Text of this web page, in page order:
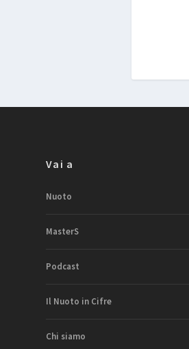
Vai a
Nuoto
MasterS
Podcast
Il Nuoto in Cifre
Chi siamo